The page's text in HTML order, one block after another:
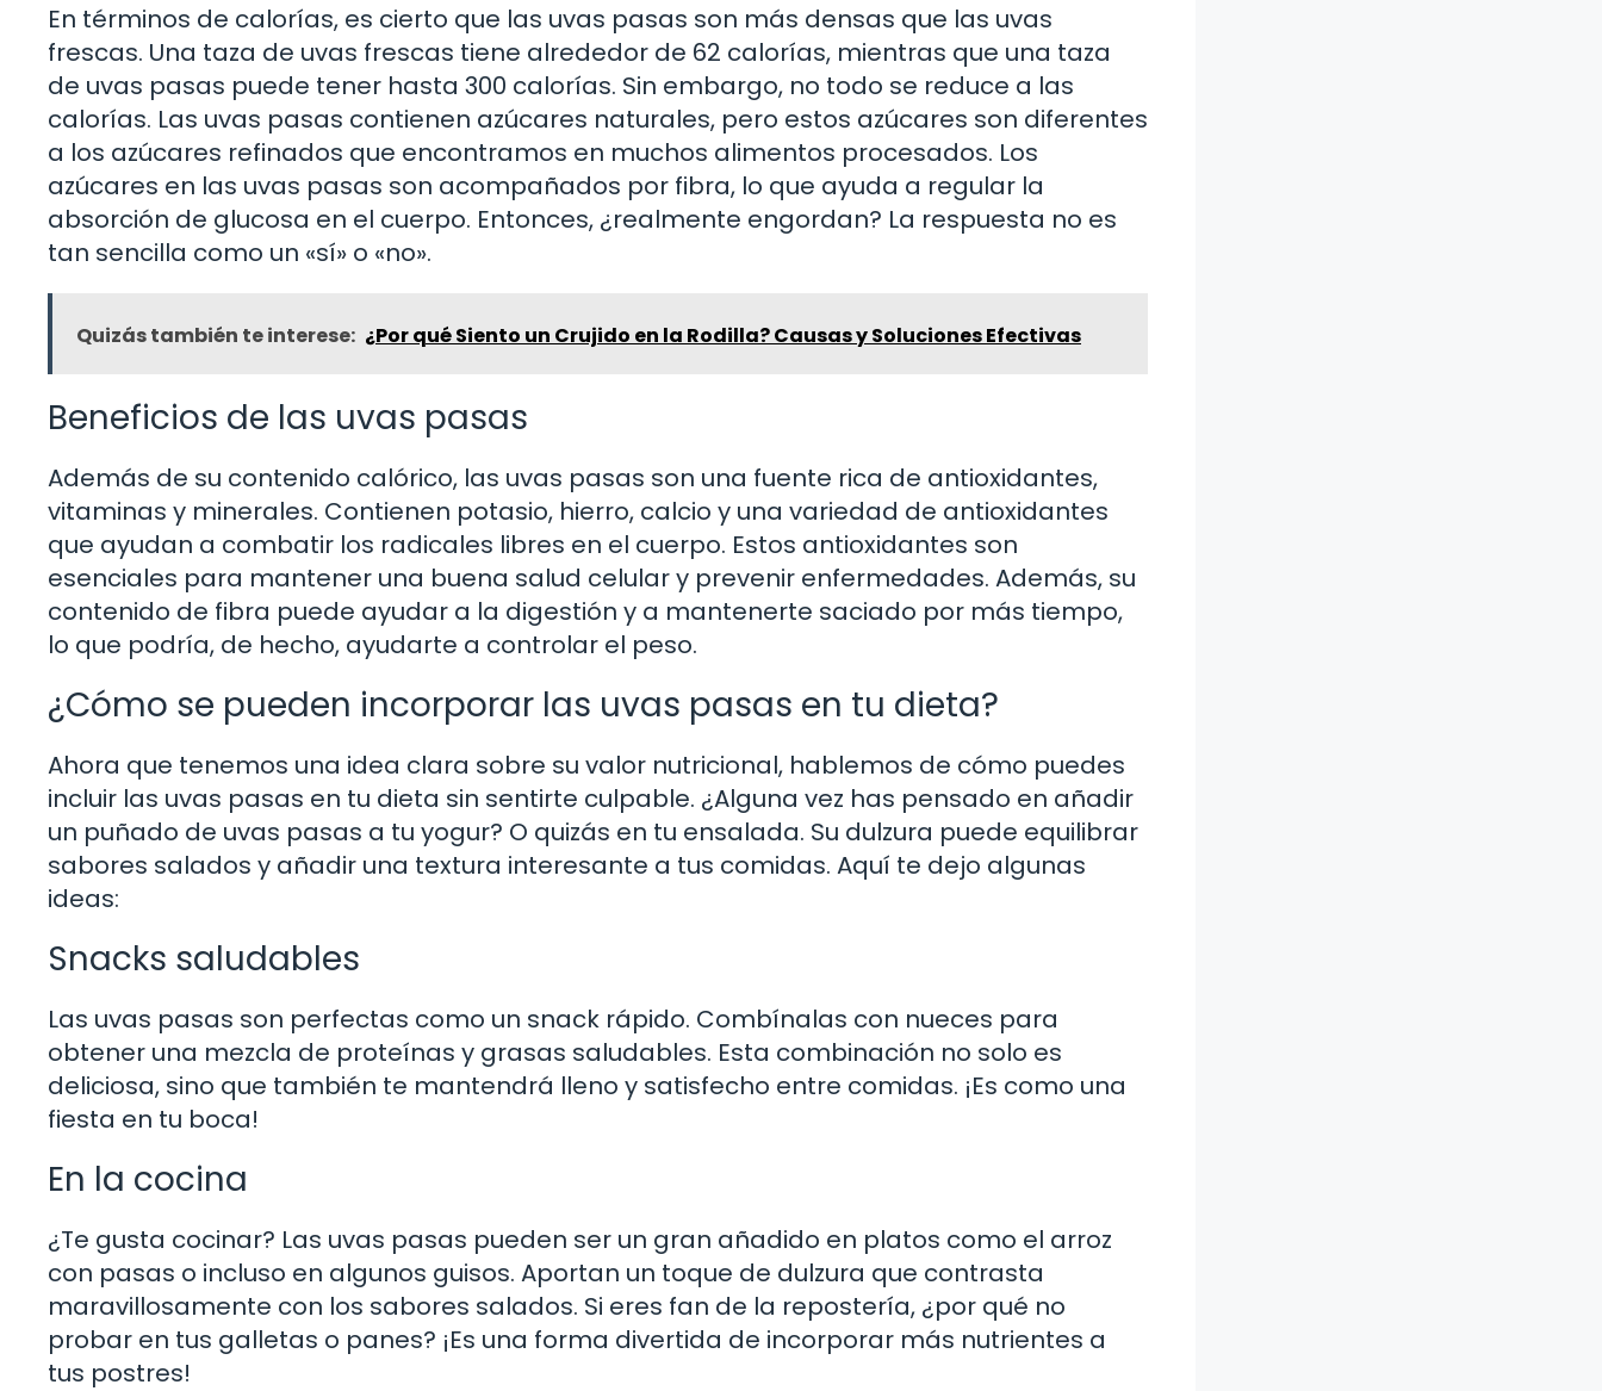
En términos de calorías, es cierto que las uvas pasas son más densas que las uvas
frescas. Una taza de uvas frescas tiene alrededor de 62 calorías, mientras que una taza
de uvas pasas puede tener hasta 300 calorías. Sin embargo, no todo se reduce a las
calorías. Las uvas pasas contienen azúcares naturales, pero estos azúcares son diferentes
a los azúcares refinados que encontramos en muchos alimentos procesados. Los
azúcares en las uvas pasas son acompañados por fibra, lo que ayuda a regular la
absorción de glucosa en el cuerpo. Entonces, ¿realmente engordan? La respuesta no es
tan sencilla como un «sí» o «no».
Quizás también te interese: ¿Por qué Siento un Crujido en la Rodilla? Causas y Soluciones Efectivas
Beneficios de las uvas pasas
Además de su contenido calórico, las uvas pasas son una fuente rica de antioxidantes,
vitaminas y minerales. Contienen potasio, hierro, calcio y una variedad de antioxidantes
que ayudan a combatir los radicales libres en el cuerpo. Estos antioxidantes son
esenciales para mantener una buena salud celular y prevenir enfermedades. Además, su
contenido de fibra puede ayudar a la digestión y a mantenerte saciado por más tiempo,
lo que podría, de hecho, ayudarte a controlar el peso.
¿Cómo se pueden incorporar las uvas pasas en tu dieta?
Ahora que tenemos una idea clara sobre su valor nutricional, hablemos de cómo puedes
incluir las uvas pasas en tu dieta sin sentirte culpable. ¿Alguna vez has pensado en añadir
un puñado de uvas pasas a tu yogur? O quizás en tu ensalada. Su dulzura puede equilibrar
sabores salados y añadir una textura interesante a tus comidas. Aquí te dejo algunas
ideas:
Snacks saludables
Las uvas pasas son perfectas como un snack rápido. Combínalas con nueces para
obtener una mezcla de proteínas y grasas saludables. Esta combinación no solo es
deliciosa, sino que también te mantendrá lleno y satisfecho entre comidas. ¡Es como una
fiesta en tu boca!
En la cocina
¿Te gusta cocinar? Las uvas pasas pueden ser un gran añadido en platos como el arroz
con pasas o incluso en algunos guisos. Aportan un toque de dulzura que contrasta
maravillosamente con los sabores salados. Si eres fan de la repostería, ¿por qué no
probar en tus galletas o panes? ¡Es una forma divertida de incorporar más nutrientes a
tus postres!